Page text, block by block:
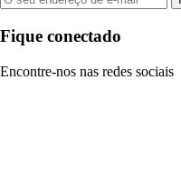
Fique conectado
Encontre-nos nas redes sociais